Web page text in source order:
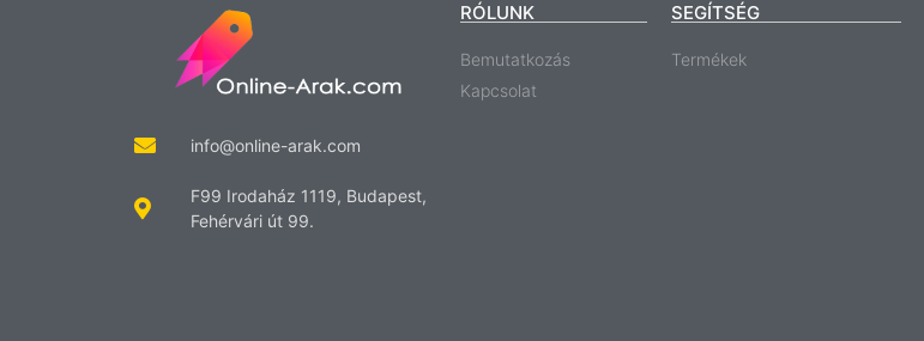
info@online-arak.com
F99 Irodaház 1119, Budapest,
Fehérvári út 99.
RÓLUNK
Bemutatkozás
Kapcsolat
SEGÍTSÉG
Termékek